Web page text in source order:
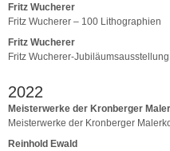
Fritz Wucherer
Fritz Wucherer – 100 Lithographien
Fritz Wucherer
Fritz Wucherer-Jubiläumsausstellung
2022
Meisterwerke der Kronberger
Meisterwerke der Kronberger
Reinhold Ewald